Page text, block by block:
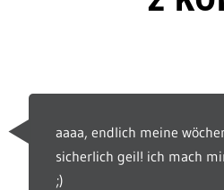
aaaa, endlich meine
sicherlich geil! ich mach
;)